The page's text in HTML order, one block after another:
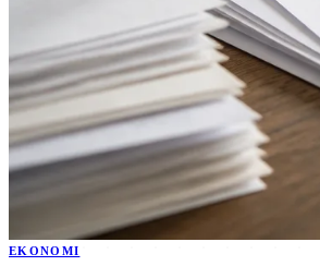
EKONOMI